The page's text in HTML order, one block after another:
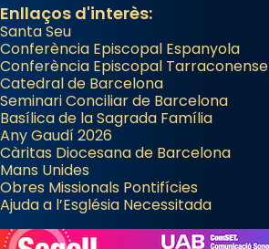
Enllaços d'interès:
Santa Seu
Conferència Episcopal Espanyola
Conferència Episcopal Tarraconense
Catedral de Barcelona
Seminari Conciliar de Barcelona
Basílica de la Sagrada Família
Any Gaudí 2026
Càritas Diocesana de Barcelona
Mans Unides
Obres Missionals Pontifícies
Ajuda a l’Església Necessitada